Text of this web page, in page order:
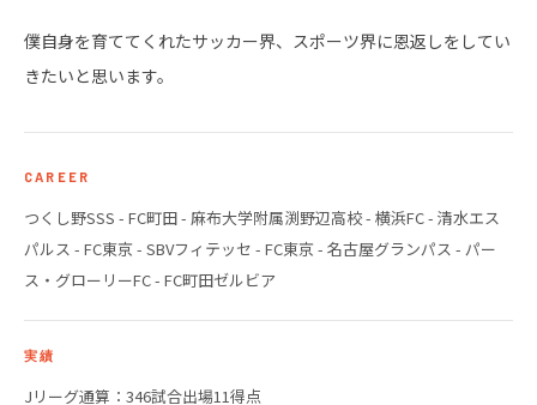
僕自身を育ててくれたサッカー界、スポーツ界に恩返しをしてい
きたいと思います。
CAREER
つくし野SSS - FC町田 - 麻布大学附属渕野辺高校 - 横浜FC - 清水エス
パルス - FC東京 - SBVフィテッセ - FC東京 - 名古屋グランパス - パー
ス・グローリーFC - FC町田ゼルビア
実績
Jリーグ通算：346試合出場11得点